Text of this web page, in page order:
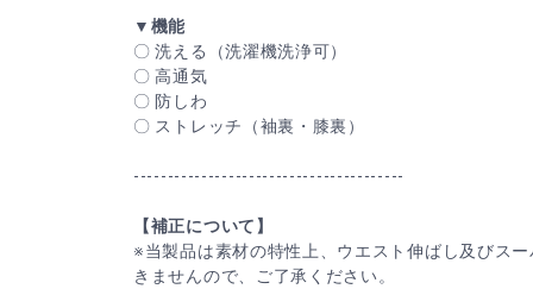
▼機能
〇 洗える（洗濯機洗浄可）
〇 高通気
〇 防しわ
〇 ストレッチ（袖裏・膝裏）
----------------------------------------
【補正について】
※当製品は素材の特性上、ウエスト伸ばし及びス
きませんので、ご了承ください。